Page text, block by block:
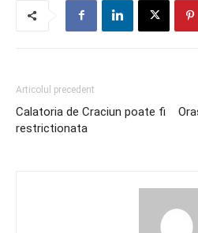
Articolul precedent
Calatoria de Craciun poate fi
restrictionata